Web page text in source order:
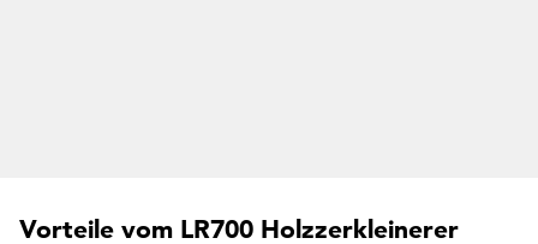
Vorteile vom LR700 Holzzerkleinerer